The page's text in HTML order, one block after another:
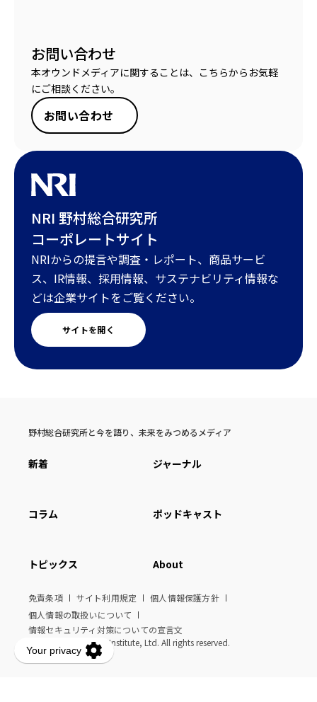
お問い合わせ
本オウンドメディアに関することは、こちらからお気軽
にご相談ください。
お問い合わせ
NRI 野村総合研究所
コーポレートサイト
NRIからの提言や調査・レポート、商品サービ
ス、IR情報、採用情報、サステナビリティ情報な
どは企業サイトをご覧ください。
サイトを開く
野村総合研究所と今を語り、未来をみつめるメディア
新着 ジャーナル
コラム ポッドキャスト
トピックス About
免責条項 サイト利用規定
個人情報保護方針
個人情報の取扱いについて
情報セキュリティ対策についての宣言文
© Nomura Research Institute, Ltd. All rights reserved.